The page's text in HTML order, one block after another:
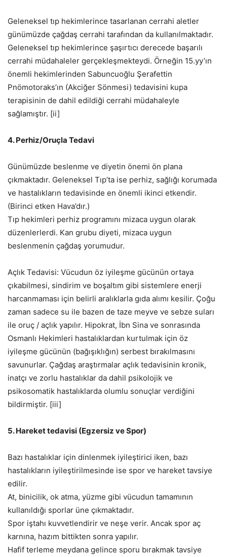
Geleneksel tıp hekimlerince tasarlanan cerrahi aletler
günümüzde çağdaş cerrahi tarafından da kullanılmaktadır.
Geleneksel tıp hekimlerince şaşırtıcı derecede başarılı
cerrahi müdahaleler gerçekleşmekteydi. Örneğin 15.yy’ın
önemli hekimlerinden Sabuncuoğlu Şerafettin
Pnömotoraks’ın (Akciğer Sönmesi) tedavisini kupa
terapisinin de dahil edildiği cerrahi müdahaleyle
sağlamıştır. [ii]
4. Perhiz/Oruçla Tedavi
Günümüzde beslenme ve diyetin önemi ön plana
çıkmaktadır. Geleneksel Tıp’ta ise perhiz, sağlığı korumada
ve hastalıkların tedavisinde en önemli ikinci etkendir.
(Birinci etken Hava’dır.)
Tıp hekimleri perhiz programını mizaca uygun olarak
düzenlerlerdi. Kan grubu diyeti, mizaca uygun
beslenmenin çağdaş yorumudur.
Açlık Tedavisi: Vücudun öz iyileşme gücünün ortaya
çıkabilmesi, sindirim ve boşaltım gibi sistemlere enerji
harcanmaması için belirli aralıklarla gıda alımı kesilir. Çoğu
zaman sadece su ile bazen de taze meyve ve sebze suları
ile oruç / açlık yapılır. Hipokrat, İbn Sina ve sonrasında
Osmanlı Hekimleri hastalıklardan kurtulmak için öz
iyileşme gücünün (bağışıklığın) serbest bırakılmasını
savunurlar. Çağdaş araştırmalar açlık tedavisinin kronik,
inatçı ve zorlu hastalıklar da dahil psikolojik ve
psikosomatik hastalıklarda olumlu sonuçlar verdiğini
bildirmiştir. [iii]
5. Hareket tedavisi (Egzersiz ve Spor)
Bazı hastalıklar için dinlenmek iyileştirici iken, bazı
hastalıkların iyileştirilmesinde ise spor ve hareket tavsiye
edilir.
At, binicilik, ok atma, yüzme gibi vücudun tamamının
kullanıldığı sporlar üne çıkmaktadır.
Spor iştahı kuvvetlendirir ve neşe verir. Ancak spor aç
karnına, hazım bittikten sonra yapılır.
Hafif terleme meydana gelince sporu bırakmak tavsiye